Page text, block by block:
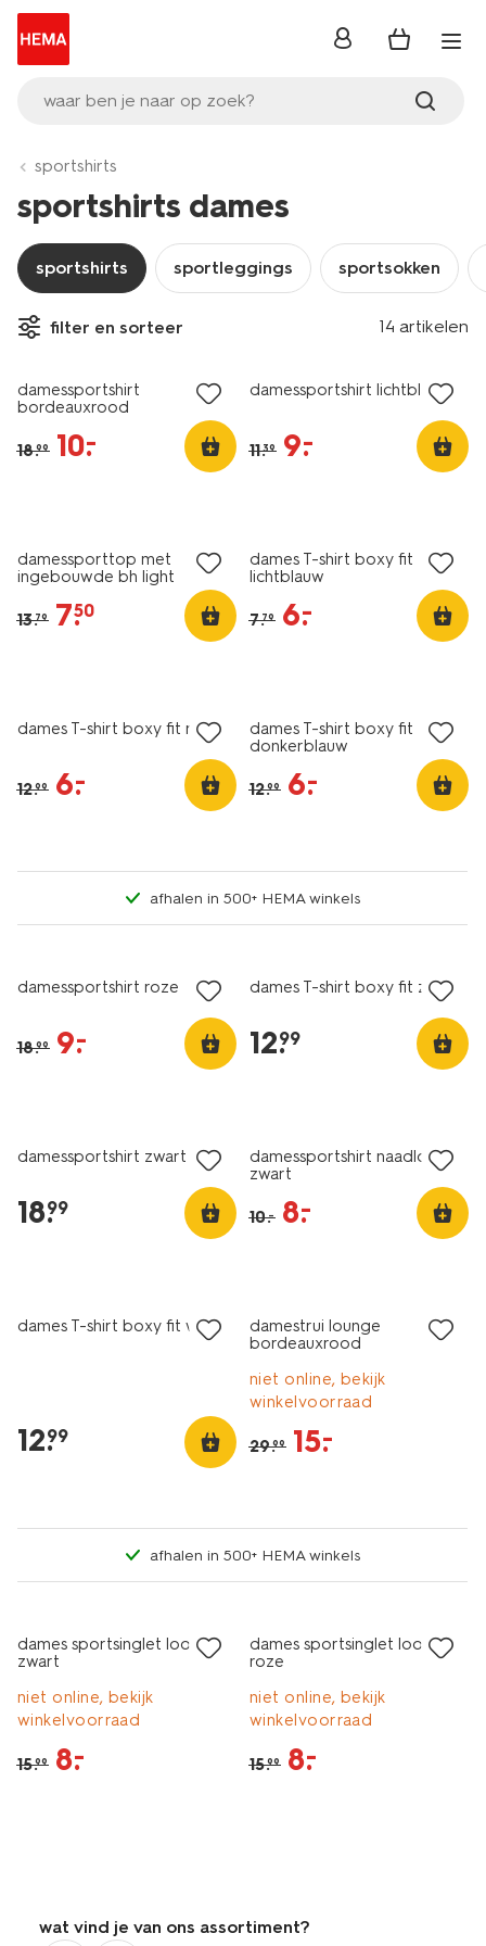
waar ben je naar op zoek?
inloggen
sportshirts
sportshirts dames
sportshirts sportleggings sportsokken
filter en sorteer 14 artikelen
sale
damessportshirt
bordeauxrood
18.99 10.
–
damessportshirt lichtblauw
11.39 9.
–
damessporttop met
ingebouwde bh light
13.79 7.
50
dames T-shirt boxy fit
lichtblauw
7.79 6.
–
dames T-shirt boxy fit roze
12.99 6.
–
dames T-shirt boxy fit
donkerblauw
12.99 6.
–
afhalen in 500+ HEMA winkels
damessportshirt roze
18.99 9.
–
dames T-shirt boxy fit zwart
12.
99
damessportshirt zwart
18.
99
damessportshirt naadloos
zwart
10.– 8.
–
dames T-shirt boxy fit wit
12.
99
damestrui lounge
bordeauxrood
niet online, bekijk
winkelvoorraad
29.99 15.
–
afhalen in 500+ HEMA winkels
dames sportsinglet loose fit
zwart
niet online, bekijk
winkelvoorraad
15.99 8.
–
dames sportsinglet loose fit
roze
niet online, bekijk
winkelvoorraad
15.99 8.
–
wat vind je van ons assortiment?